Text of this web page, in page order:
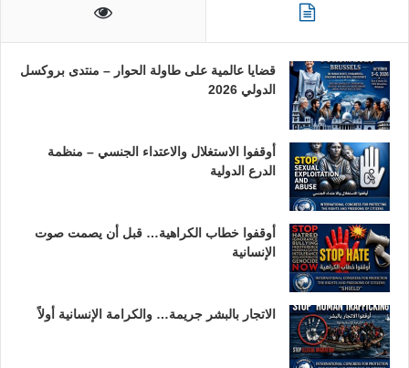
قضايا عالمية على طاولة الحوار – منتدى بروكسل
الدولي 2026
أوقفوا الاستغلال والاعتداء الجنسي – منظمة
الدرع الدولية
أوقفوا خطاب الكراهية… قبل أن يصمت صوت
الإنسانية
الاتجار بالبشر جريمة… والكرامة الإنسانية أولاً